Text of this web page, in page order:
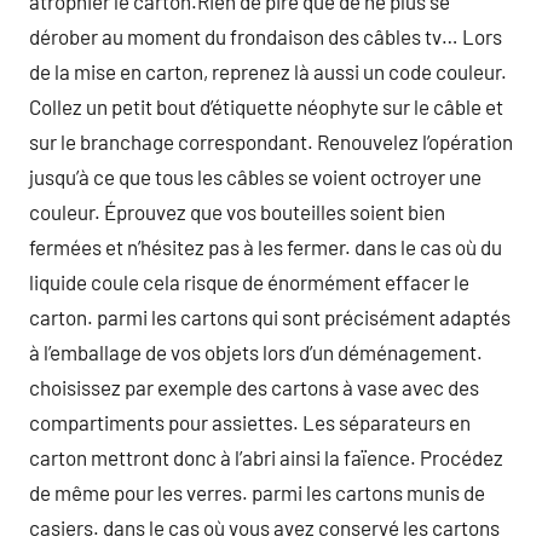
dérober au moment du frondaison des câbles tv… Lors
de la mise en carton, reprenez là aussi un code couleur.
Collez un petit bout d’étiquette néophyte sur le câble et
sur le branchage correspondant. Renouvelez l’opération
jusqu’à ce que tous les câbles se voient octroyer une
couleur. Éprouvez que vos bouteilles soient bien
fermées et n’hésitez pas à les fermer. dans le cas où du
liquide coule cela risque de énormément effacer le
carton. parmi les cartons qui sont précisément adaptés
à l’emballage de vos objets lors d’un déménagement.
choisissez par exemple des cartons à vase avec des
compartiments pour assiettes. Les séparateurs en
carton mettront donc à l’abri ainsi la faïence. Procédez
de même pour les verres. parmi les cartons munis de
casiers. dans le cas où vous avez conservé les cartons